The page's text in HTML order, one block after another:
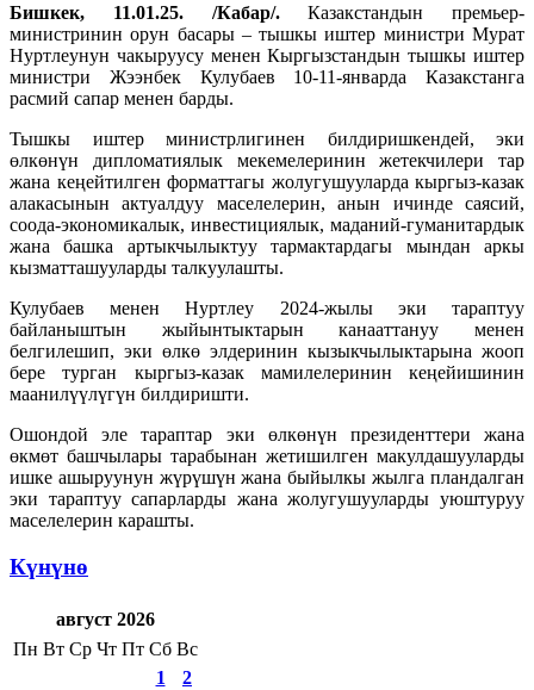
Бишкек, 11.01.25. /Кабар/.Казакстандын премьер-
министринин орун басары – тышкы иштер министри Мурат
Нуртлеунун чакыруусу менен Кыргызстандын тышкы иштер
министри Жээнбек Кулубаев 10-11-январда Казакстанга
расмий сапар менен барды.
Тышкы иштер министрлигинен билдиришкендей, эки
өлкөнүн дипломатиялык мекемелеринин жетекчилери тар
жана кеңейтилген форматтагы жолугушууларда кыргыз-казак
алакасынын актуалдуу маселелерин, анын ичинде саясий,
соода-экономикалык, инвестициялык, маданий-гуманитардык
жана башка артыкчылыктуу тармактардагы мындан аркы
кызматташууларды талкуулашты.
Кулубаев менен Нуртлеу 2024-жылы эки тараптуу
байланыштын жыйынтыктарын канааттануу менен
белгилешип, эки өлкө элдеринин кызыкчылыктарына жооп
бере турган кыргыз-казак мамилелеринин кеңейишинин
маанилүүлүгүн билдиришти.
Ошондой эле тараптар эки өлкөнүн президенттери жана
өкмөт башчылары тарабынан жетишилген макулдашууларды
ишке ашыруунун жүрүшүн жана быйылкы жылга пландалган
эки тараптуу сапарларды жана жолугушууларды уюштуруу
маселелерин карашты.
Күнүнө
август 2026
Пн Вт Ср Чт Пт Сб Вс
1
2